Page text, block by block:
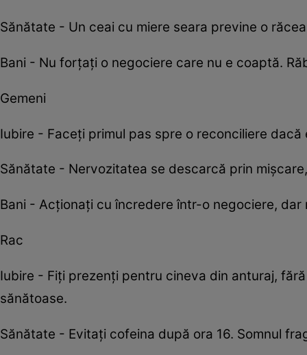
Sănătate - Un ceai cu miere seara previne o
Bani - Nu forțați o negociere care nu e coaptă.
Gemeni
Iubire - Faceți primul pas spre o reconciliere
Sănătate - Nervozitatea se descarcă prin
Bani - Acționați cu încredere într-o negociere,
Rac
Iubire - Fiți prezenți pentru cineva din anturaj,
sănătoase.
Sănătate - Evitați cofeina după ora 16. Somnul